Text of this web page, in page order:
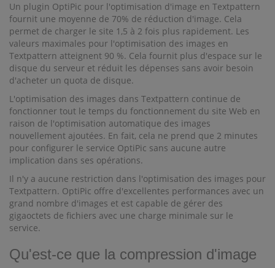
Un plugin OptiPic pour l'optimisation d'image en Textpattern
fournit une moyenne de 70% de réduction d'image. Cela
permet de charger le site 1,5 à 2 fois plus rapidement. Les
valeurs maximales pour l'optimisation des images en
Textpattern atteignent 90 %. Cela fournit plus d'espace sur le
disque du serveur et réduit les dépenses sans avoir besoin
d'acheter un quota de disque.
L'optimisation des images dans Textpattern continue de
fonctionner tout le temps du fonctionnement du site Web en
raison de l'optimisation automatique des images
nouvellement ajoutées. En fait, cela ne prend que 2 minutes
pour configurer le service OptiPic sans aucune autre
implication dans ses opérations.
Il n'y a aucune restriction dans l'optimisation des images pour
Textpattern. OptiPic offre d'excellentes performances avec un
grand nombre d'images et est capable de gérer des
gigaoctets de fichiers avec une charge minimale sur le
service.
Qu'est-ce que la compression d'image